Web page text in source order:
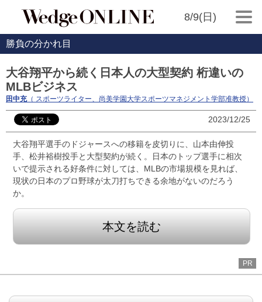
8/9(日)
勝負の分かれ目
大谷翔平から続く日本人の大型契約 桁違いの
MLBビジネス
田中充（ スポーツライター、尚美学園大学スポーツマネジメント学部准教授）
2023/12/25
大谷翔平選手のドジャースへの移籍を皮切りに、山本由伸投
手、松井裕樹投手と大型契約が続く。日本のトップ選手に相次
いで提示される好条件に対しては、MLBの市場規模を見れば、
現状の日本のプロ野球が太刀打ちできる余地がないのだろう
か。
本文を読む
PR